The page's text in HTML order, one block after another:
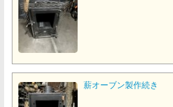
薪オーブン製作続き